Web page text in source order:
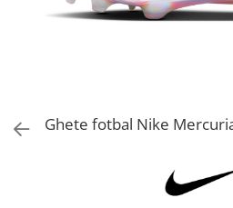
Bluze fotbal copii
Sorturi fotbal femei
Ghete fotbal Nike